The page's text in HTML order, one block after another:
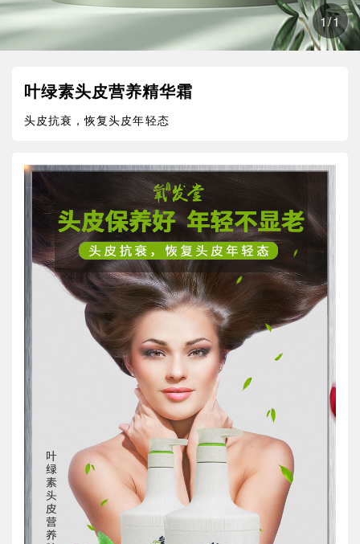
1/1
叶绿素头皮营养精华霜
头皮抗衰，恢复头皮年轻态